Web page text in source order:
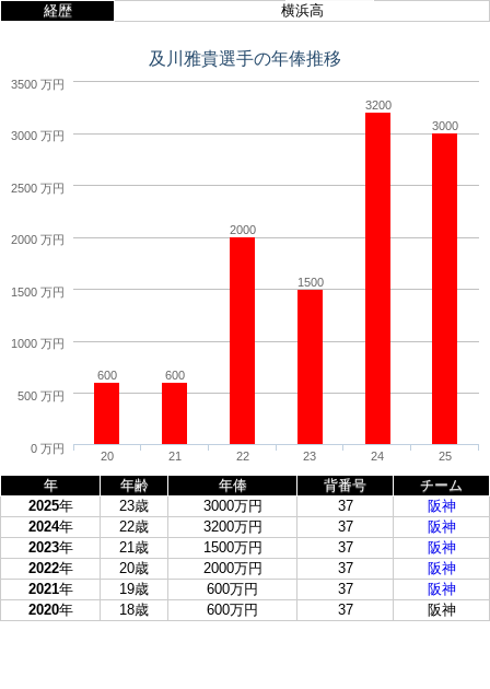
経歴
横浜高
及川雅貴選手の年俸推移
600 600
2000
1500
3200
3000
20 21 22 23 24 25
0 万円
500 万円
1000 万円
1500 万円
2000 万円
2500 万円
3000 万円
3500 万円
年 年齢 年俸 背番号
チーム
2025年 23歳 3000万円 37
阪神
2024年 22歳 3200万円 37
阪神
2023年 21歳 1500万円 37
阪神
2022年 20歳 2000万円 37
阪神
2021年 19歳 600万円 37
阪神
2020年 18歳 600万円 37 阪神